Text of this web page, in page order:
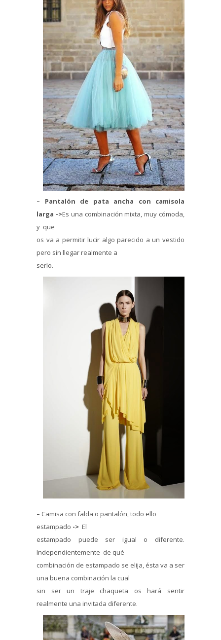
– Pantalón de pata ancha con camisola
larga ->Es una combinación mixta, muy cómoda,
y que
os va a permitir lucir algo parecido a un vestido
pero sin llegar realmente a
serlo.
– Camisa con falda o pantalón, todo ello
estampado -> El
estampado puede ser igual o diferente.
Independientemente de qué
combinación de estampado se elija, ésta va a ser
una buena combinación la cual
sin ser un traje chaqueta os hará sentir
realmente una invitada diferente.